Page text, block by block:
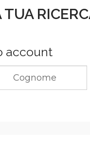
TUA
account